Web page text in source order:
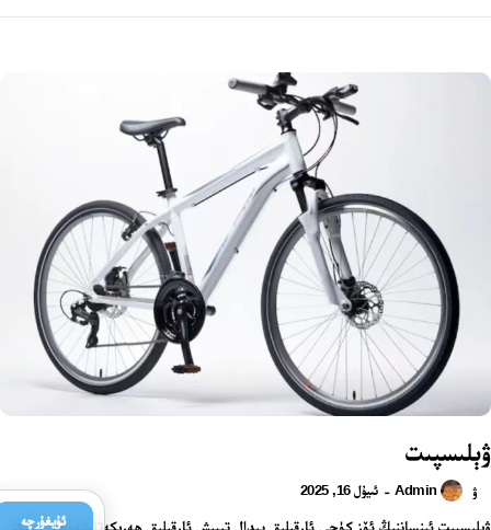
ۋېلىسپىت
ۋ Admin
- ئىيۇل 16, 2025
ۋېلىسپىت ئىنساننىڭ ئۆز كۈچى ئارقىلىق پېدال تېپىش ئارقىلىق ھەرىكەتلىنىدىغان ئىككى
ئۇيغۇرچە